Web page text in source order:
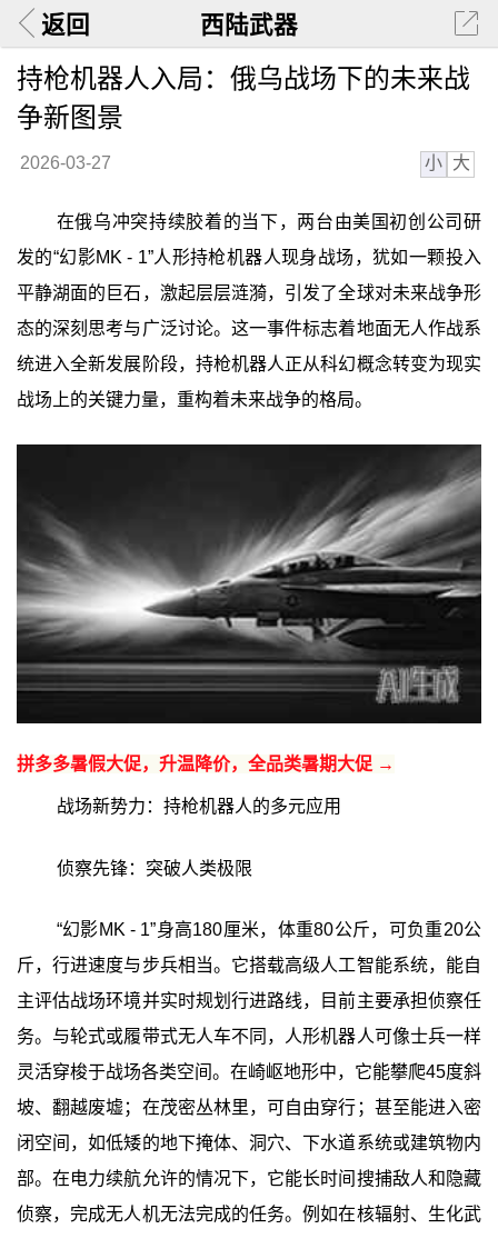
返回 西陆武器
持枪机器人入局：俄乌战场下的未来战
争新图景
2026-03-27 小 大
在俄乌冲突持续胶着的当下，两台由美国初创公司研
发的“幻影MK - 1”人形持枪机器人现身战场，犹如一颗投入
平静湖面的巨石，激起层层涟漪，引发了全球对未来战争形
态的深刻思考与广泛讨论。这一事件标志着地面无人作战系
统进入全新发展阶段，持枪机器人正从科幻概念转变为现实
战场上的关键力量，重构着未来战争的格局。
拼多多暑假大促，升温降价，全品类暑期大促 →
战场新势力：持枪机器人的多元应用
侦察先锋：突破人类极限
“幻影MK - 1”身高180厘米，体重80公斤，可负重20公
斤，行进速度与步兵相当。它搭载高级人工智能系统，能自
主评估战场环境并实时规划行进路线，目前主要承担侦察任
务。与轮式或履带式无人车不同，人形机器人可像士兵一样
灵活穿梭于战场各类空间。在崎岖地形中，它能攀爬45度斜
坡、翻越废墟；在茂密丛林里，可自由穿行；甚至能进入密
闭空间，如低矮的地下掩体、洞穴、下水道系统或建筑物内
部。在电力续航允许的情况下，它能长时间搜捕敌人和隐藏
侦察，完成无人机无法完成的任务。例如在核辐射、生化武